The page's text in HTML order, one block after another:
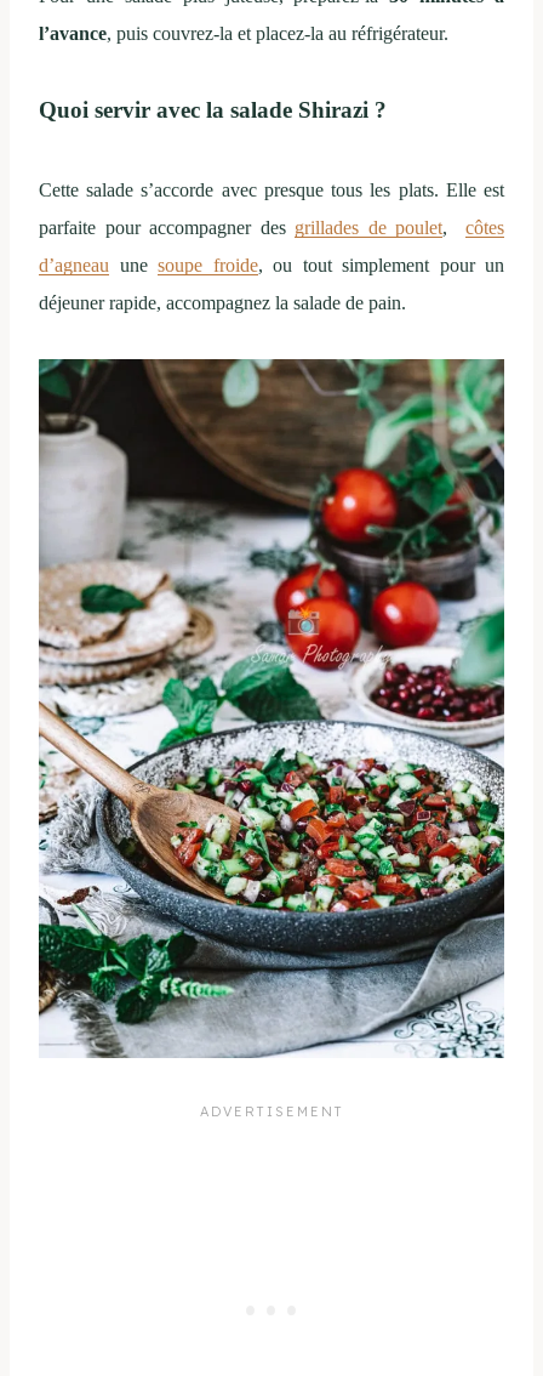
l’avance, puis couvrez-la et placez-la au réfrigérateur.
Quoi servir avec la salade Shirazi ?
Cette salade s’accorde avec presque tous les plats. Elle est
parfaite pour accompagner des grillades de poulet, côtes
d’agneau une soupe froide, ou tout simplement pour un
déjeuner rapide, accompagnez la salade de pain.